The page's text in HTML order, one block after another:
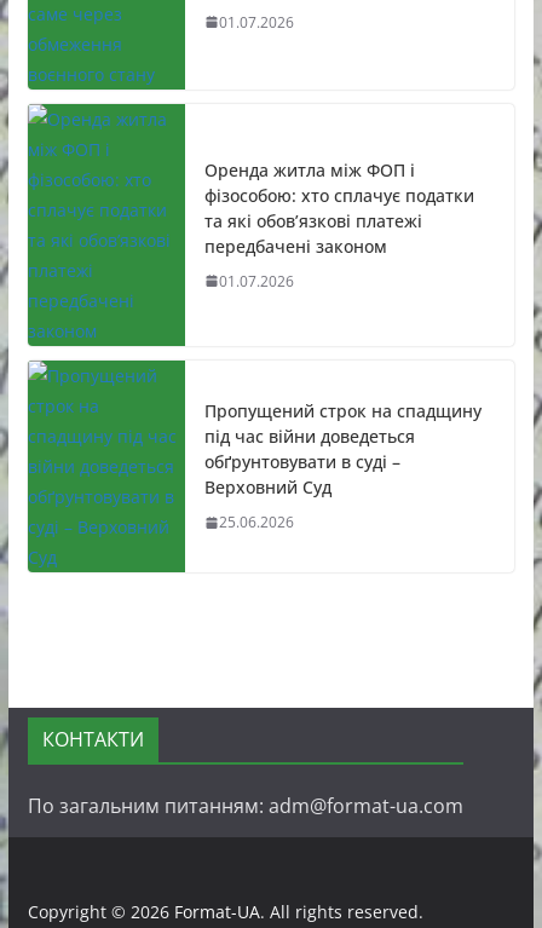
01.07.2026
Оренда житла між ФОП і
фізособою: хто сплачує податки
та які обов’язкові платежі
передбачені законом
01.07.2026
Пропущений строк на спадщину
під час війни доведеться
обґрунтовувати в суді –
Верховний Суд
25.06.2026
КОНТАКТИ
По загальним питанням: adm@format-ua.com
Copyright © 2026 Format-UA. All rights reserved.